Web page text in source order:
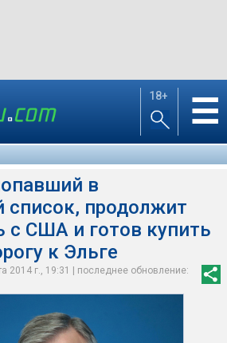
18+ ☰
в
список, продолжит
с США и готов купить
к Эльге
2014 г., 19:31 | последнее обновление: